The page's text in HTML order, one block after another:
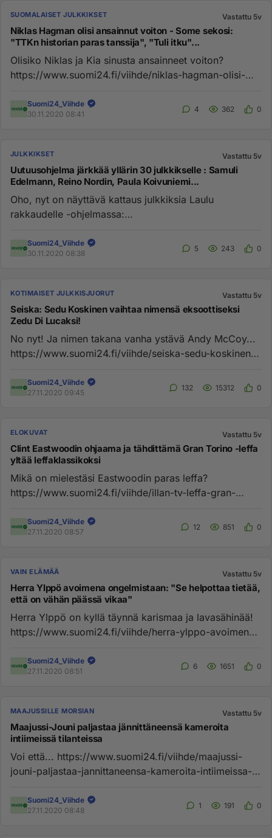
SUOMALAISET JULKKIKSET Vastattu 5v
Niklas Hagman olisi ansainnut voiton - Some sekosi:
"TTKn historian paras tanssija", "Tuli itku"...
Olisiko Niklas ja Kia sinusta ansainneet voiton?
https://www.suomi24.fi/viihde/niklas-hagman-olisi-
Suomi24_Viihde
30.11.2020 08:41
4 362 0
JULKKIKSET Vastattu 5v
Uutuusohjelma järkkää yllärin 30 julkkikselle : Samuli
Edelmann, Reino Nordin, Paula Koivuniemi...
Oho, nyt on näyttävä kattaus julkkiksia Laulu
rakkaudelle -ohjelmassa:
Suomi24_Viihde
30.11.2020 08:38
5 243 0
KOTIMAISET JULKKISJUORUT Vastattu 5v
Seiska: Sedu Koskinen vaihtaa nimensä eksoottiseksi
Zedu Di Lucaksi!
No nyt! Ja nimen takana vanha ystävä Andy McCoy...
https://www.suomi24.fi/viihde/seiska-sedu-koskinen-
Suomi24_Viihde
27.11.2020 09:45
132 15312 0
ELOKUVAT Vastattu 5v
Clint Eastwoodin ohjaama ja tähdittämä Gran Torino -leffa
yltää leffaklassikoksi
Mikä on mielestäsi Eastwoodin paras leffa?
https://www.suomi24.fi/viihde/illan-tv-leffa-gran-
Suomi24_Viihde
27.11.2020 08:57
12 851 0
VAIN ELÄMÄÄ Vastattu 5v
Herra Ylppö avoimena ongelmistaan: "Se helpottaa tietää,
että on vähän päässä vikaa"
Herra Ylppö on kyllä täynnä karismaa ja lavasähinää!
https://www.suomi24.fi/viihde/herra-ylppo-avoimena-
Suomi24_Viihde
27.11.2020 08:51
6 1651 0
MAAJUSSILLE MORSIAN Vastattu 5v
Maajussi-Jouni paljastaa jännittäneensä kameroita
intiimeissä tilanteissa
Voi että... https://www.suomi24.fi/viihde/maajussi-
jouni-paljastaa-jannittaneensa-kameroita-intiimeissa-
Suomi24_Viihde
27.11.2020 08:48
1 191 0